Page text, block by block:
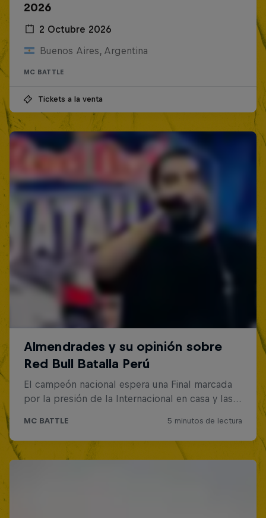
2026
2 Octubre 2026
Buenos Aires, Argentina
MC BATTLE
Tickets a la venta